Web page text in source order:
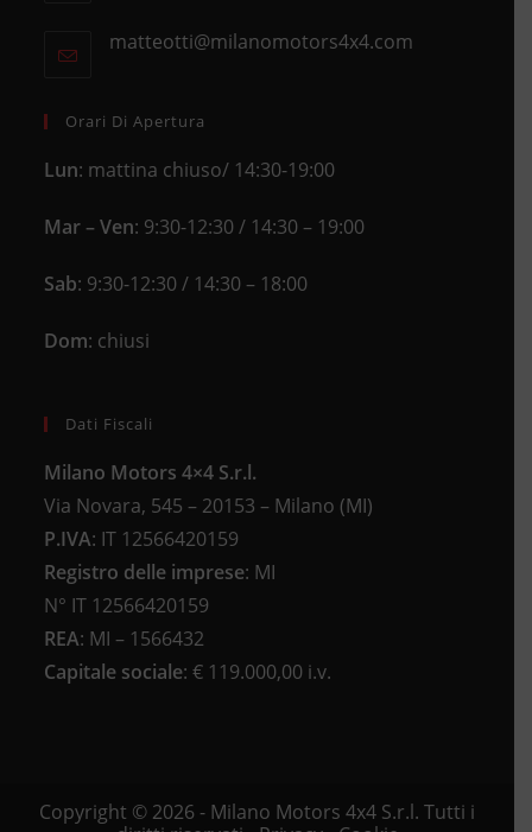
your
matteotti@milanomotors4x4.comOpens
Orari Di Apertura
Lun: mattina chiuso/ 14:30-19:00
Mar – Ven: 9:30-12:30 / 14:30 – 19:00
Sab: 9:30-12:30 / 14:30 – 18:00
Dom: chiusi
Dati Fiscali
Milano Motors 4×4 S.r.l.
Via Novara, 545 – 20153 – Milano (MI)
P.IVA: IT 12566420159
Registro delle imprese: MI
N° IT 12566420159
REA: MI – 1566432
Capitale sociale: € 119.000,00 i.v.
Copyright © 2026 - Milano Motors 4x4 S.r.l. Tutti i